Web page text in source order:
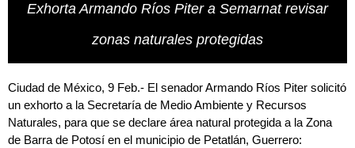
Exhorta Armando Ríos Piter a Semarnat revisar
zonas naturales protegidas
Ciudad de México, 9 Feb.- El senador Armando Ríos Piter solicitó
un exhorto a la Secretaría de Medio Ambiente y Recursos
Naturales, para que se declare área natural protegida a la Zona
de Barra de Potosí en el municipio de Petatlán, Guerrero: